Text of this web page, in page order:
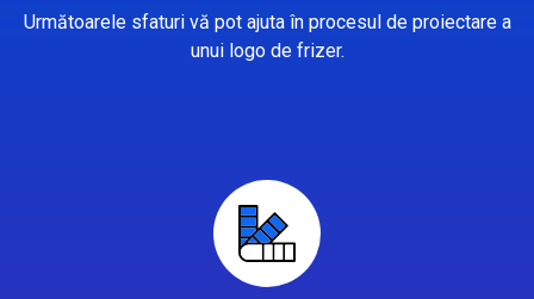
Următoarele sfaturi vă pot ajuta în procesul de proiectare a
unui logo de frizer.